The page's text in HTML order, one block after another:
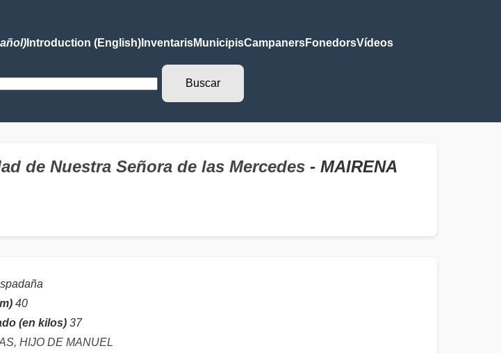
Introduction (English)InventarisMunicipisCampanersFonedorsVídeos
de Nuestra Señora de las Mercedes - MAIRENA
40
(en kilos) 37
HIJO DE MANUEL